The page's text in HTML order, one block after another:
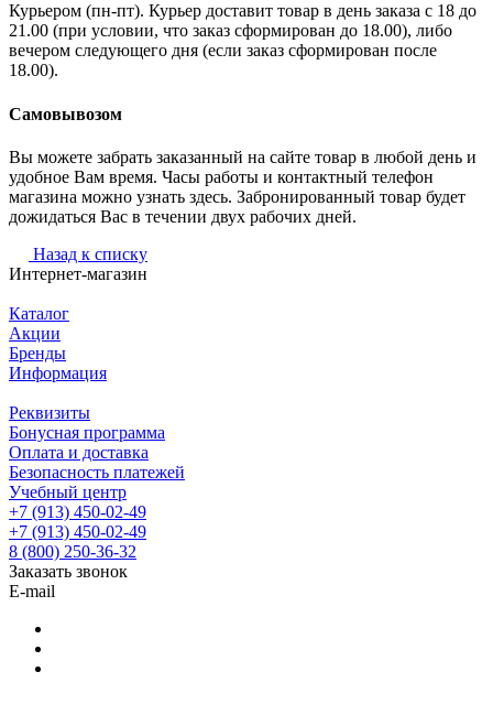
Курьером (пн-пт). Курьер доставит товар в день заказа с 18 до
21.00 (при условии, что заказ сформирован до 18.00), либо
вечером следующего дня (если заказ сформирован после
18.00).
Самовывозом
Вы можете забрать заказанный на сайте товар в любой день и
удобное Вам время. Часы работы и контактный телефон
магазина можно узнать здесь. Забронированный товар будет
дожидаться Вас в течении двух рабочих дней.
Назад к списку
Интернет-магазин
Каталог
Акции
Бренды
Информация
Реквизиты
Бонусная программа
Оплата и доставка
Безопасность платежей
Учебный центр
+7 (913) 450-02-49
+7 (913) 450-02-49
8 (800) 250-36-32
Заказать звонок
E-mail